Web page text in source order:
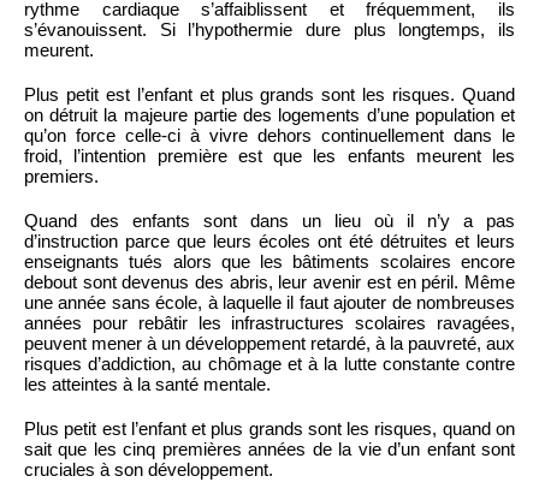
rythme cardiaque s’affaiblissent et fréquemment, ils
s’évanouissent. Si l’hypothermie dure plus longtemps, ils
meurent.
Plus petit est l’enfant et plus grands sont les risques. Quand
on détruit la majeure partie des logements d’une population et
qu’on force celle-ci à vivre dehors continuellement dans le
froid, l’intention première est que les enfants meurent les
premiers.
Quand des enfants sont dans un lieu où il n’y a pas
d’instruction parce que leurs écoles ont été détruites et leurs
enseignants tués alors que les bâtiments scolaires encore
debout sont devenus des abris, leur avenir est en péril. Même
une année sans école, à laquelle il faut ajouter de nombreuses
années pour rebâtir les infrastructures scolaires ravagées,
peuvent mener à un développement retardé, à la pauvreté, aux
risques d’addiction, au chômage et à la lutte constante contre
les atteintes à la santé mentale.
Plus petit est l’enfant et plus grands sont les risques, quand on
sait que les cinq premières années de la vie d’un enfant sont
cruciales à son développement.